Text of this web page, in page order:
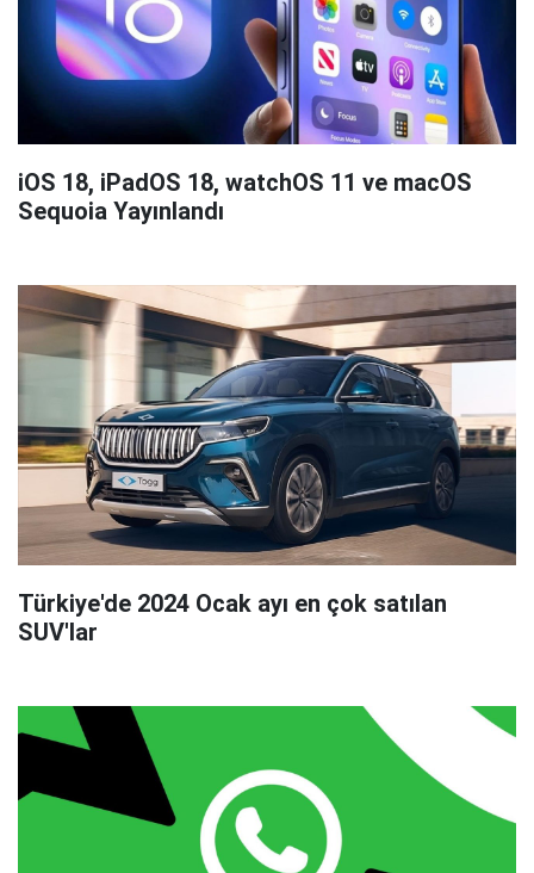
iOS 18, iPadOS 18, watchOS 11 ve macOS
Sequoia Yayınlandı
Türkiye'de 2024 Ocak ayı en çok satılan
SUV'lar